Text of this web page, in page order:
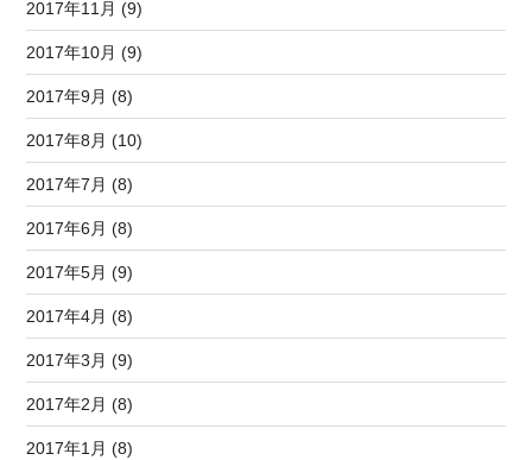
2017年11月 (9)
2017年10月 (9)
2017年9月 (8)
2017年8月 (10)
2017年7月 (8)
2017年6月 (8)
2017年5月 (9)
2017年4月 (8)
2017年3月 (9)
2017年2月 (8)
2017年1月 (8)